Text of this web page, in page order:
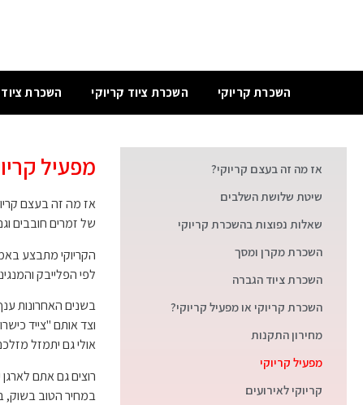
השכרת קריוקי השכרת ציוד קריוקי השכרת
אז מה זה בעצם קריוקי?
שיטת שלושת השלבים
שאלות נפוצות בהשכרת קריוקי
השכרת מקרן ומסך
השכרת ציוד הגברה
השכרת קריוקי או מפעיל קריוקי?
מחירון התקנות
מפעיל קריוקי
קריוקי לאירועים
מפעיל
אז מה זה בעצם
של זמרים חובבים
הקריוקי מתבצע
לפי הפלייבק
בשנים האחרונות
וצד אותם "צייד
אולי גם יתמזל
רוצים גם אתם
במחיר הטוב בשוק,